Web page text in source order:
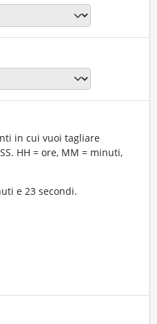
in cui vuoi tagliare
HH = ore, MM = minuti,
e 23 secondi.